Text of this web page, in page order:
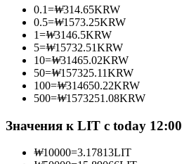
Станьте копи-трейдером
за копи-трейдинг
0.1=₩314.65KRW
0.5=₩1573.25KRW
1=₩3146.5KRW
5=₩15732.51KRW
10=₩31465.02KRW
50=₩157325.11KRW
100=₩314650.22KRW
500=₩1573251.08KRW
Значения к LIT с today 12:00
₩10000=3.17813LIT